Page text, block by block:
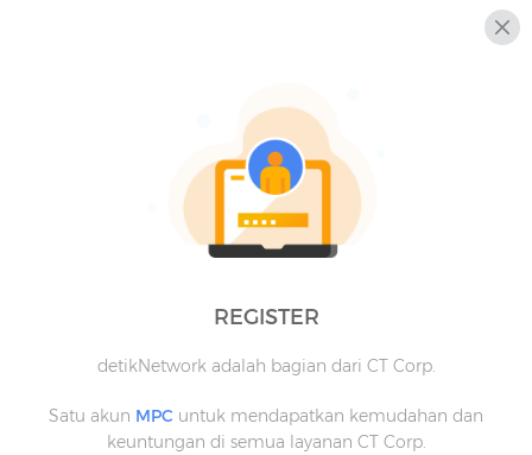
REGISTER
detikNetwork adalah bagian dari CT Corp.
Satu akun MPC untuk mendapatkan kemudahan dan
keuntungan di semua layanan CT Corp.